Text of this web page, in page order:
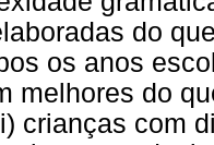
do
os anos
melhores do
crianças com